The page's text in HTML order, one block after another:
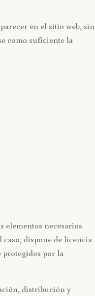
en el sitio web, sin
como suficiente la
necesarios
dispone de licencia
protegidos por la
distribución y